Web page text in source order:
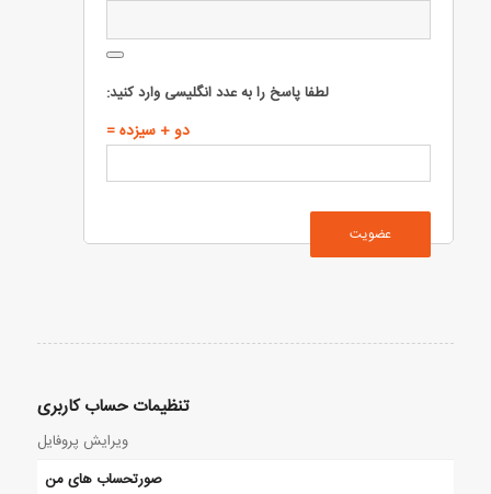
لطفا پاسخ را به عدد انگلیسی وارد کنید:
دو + سیزده =
عضویت
تنظیمات حساب کاربری
ویرایش پروفایل
صورتحساب های من